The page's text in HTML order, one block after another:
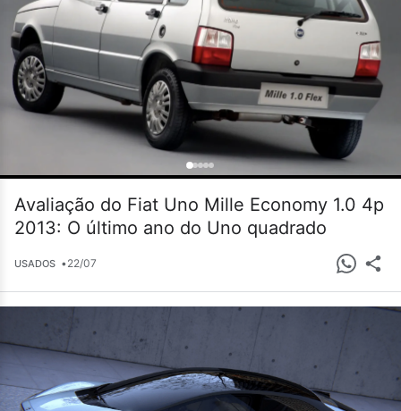
Avaliação do Fiat Uno Mille Economy 1.0 4p
2013: O último ano do Uno quadrado
USADOS •22/07